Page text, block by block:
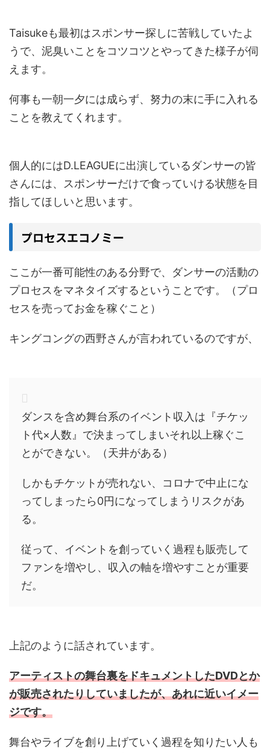
Taisukeも最初はスポンサー探しに苦戦していたよ
うで、泥臭いことをコツコツとやってきた様子が伺
えます。
何事も一朝一夕には成らず、努力の末に手に入れる
ことを教えてくれます。
個人的にはD.LEAGUEに出演しているダンサーの皆
さんには、スポンサーだけで食っていける状態を目
指してほしいと思います。
プロセスエコノミー
ここが一番可能性のある分野で、ダンサーの活動の
プロセスをマネタイズするということです。（プロ
セスを売ってお金を稼ぐこと）
キングコングの西野さんが言われているのですが、
ダンスを含め舞台系のイベント収入は『チケッ
ト代×人数』で決まってしまいそれ以上稼ぐこ
とができない。（天井がある）
しかもチケットが売れない、コロナで中止にな
ってしまったら0円になってしまうリスクがあ
る。
従って、イベントを創っていく過程も販売して
ファンを増やし、収入の軸を増やすことが重要
だ。
上記のように話されています。
アーティストの舞台裏をドキュメントしたDVDとか
が販売されたりしていましたが、あれに近いイメー
ジです。
舞台やライブを創り上げていく過程を知りたい人も